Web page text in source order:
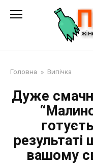
Головна » Випічка
Дуже
результаті
вашому